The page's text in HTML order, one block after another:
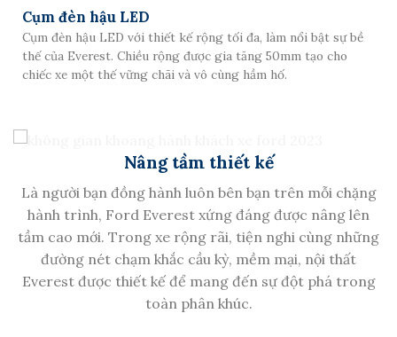
Cụm đèn hậu LED
Cụm đèn hậu LED với thiết kế rộng tối đa, làm nổi bật sự bề
thế của Everest. Chiều rộng được gia tăng 50mm tạo cho
chiếc xe một thế vững chãi và vô cùng hầm hố.
Nâng tầm thiết kế
Là người bạn đồng hành luôn bên bạn trên mỗi chặng
hành trình, Ford Everest xứng đáng được nâng lên
tầm cao mới. Trong xe rộng rãi, tiện nghi cùng những
đường nét chạm khắc cầu kỳ, mềm mại, nội thất
Everest được thiết kế để mang đến sự đột phá trong
toàn phân khúc.